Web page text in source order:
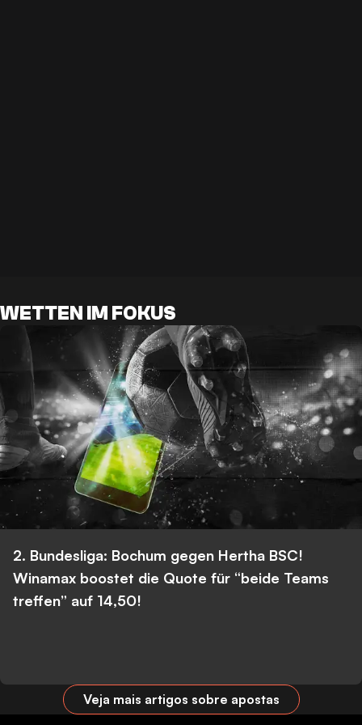
WETTEN IM FOKUS
2. Bundesliga: Bochum gegen Hertha BSC!
Winamax boostet die Quote für “beide Teams
treffen” auf 14,50!
Veja mais artigos sobre apostas